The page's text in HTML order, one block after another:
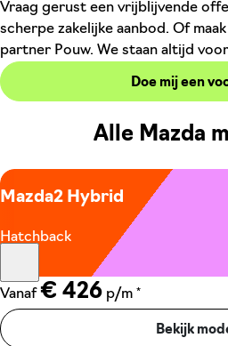
Vraag gerust een vrijblijvende
scherpe zakelijke aanbod. Of
partner Pouw. We staan altijd
Doe mij een
Alle Mazda
Mazda2 Hybrid
Hatchback
Vanaf € 426 p/m *
Bekijk